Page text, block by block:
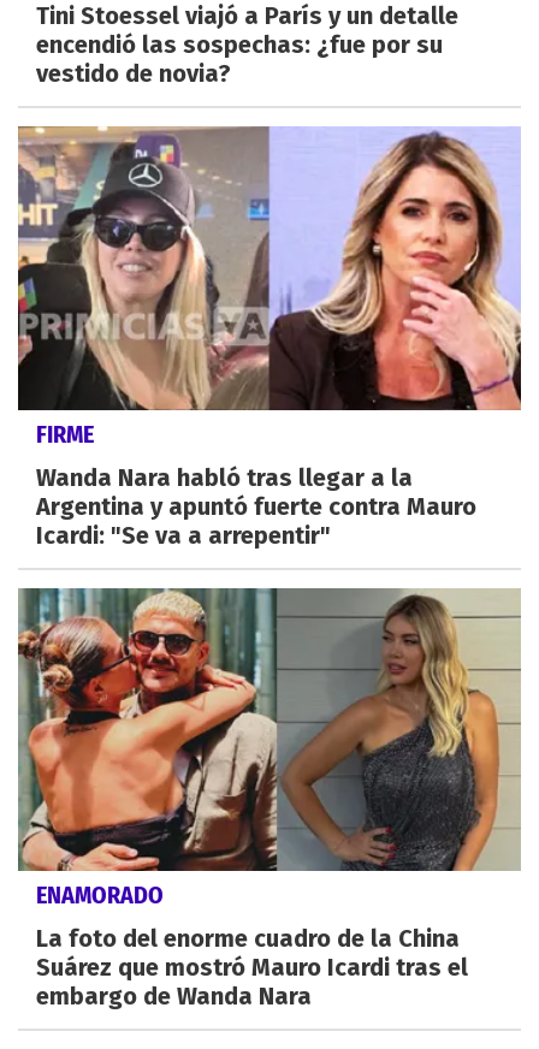
Tini Stoessel viajó a París y un detalle
encendió las sospechas: ¿fue por su
vestido de novia?
FIRME
Wanda Nara habló tras llegar a la
Argentina y apuntó fuerte contra Mauro
Icardi: "Se va a arrepentir"
ENAMORADO
La foto del enorme cuadro de la China
Suárez que mostró Mauro Icardi tras el
embargo de Wanda Nara